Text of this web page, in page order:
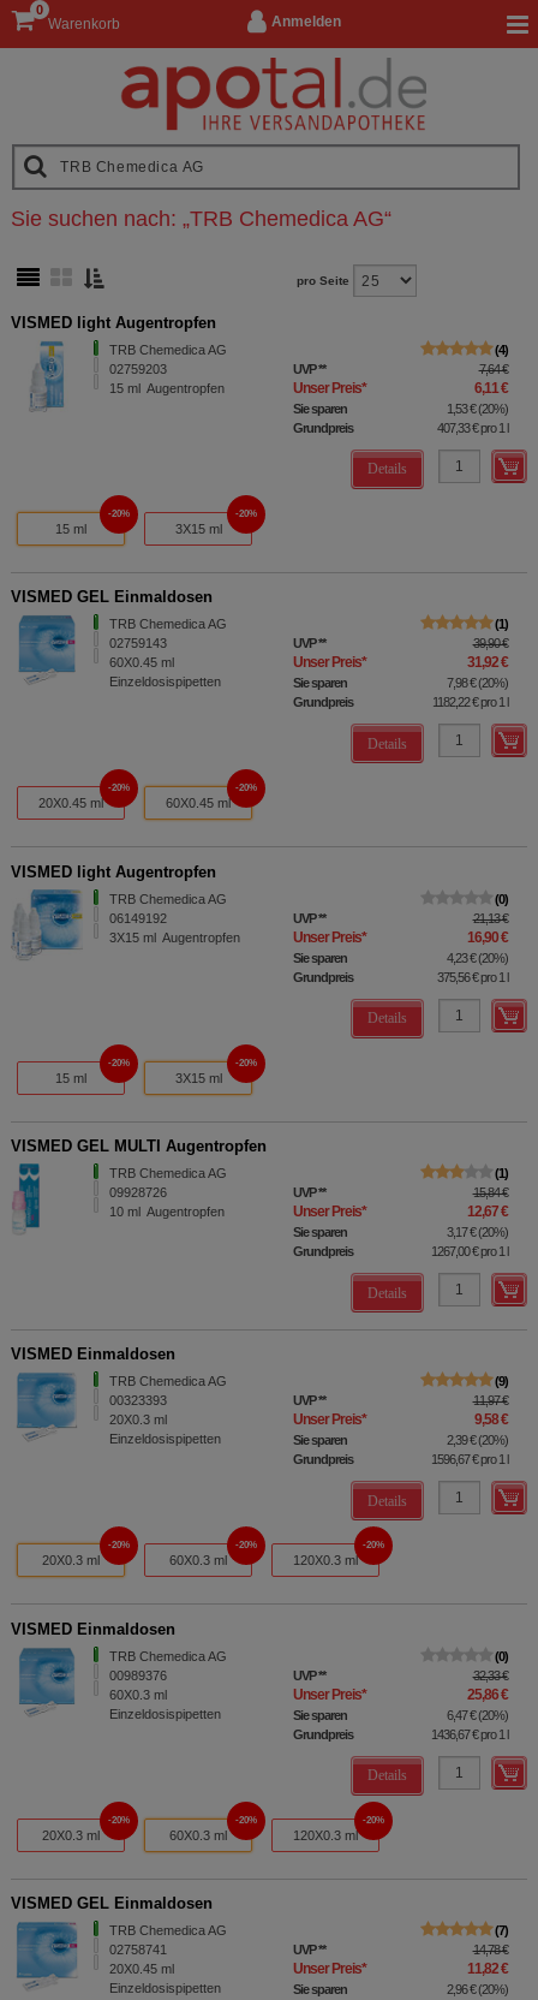
Anmelden
Warenkorb
0
Sie suchen nach: „TRB Chemedica AG“
pro Seite
VISMED light Augentropfen
TRB Chemedica AG
02759203
15 ml Augentropfen
4
UVP** 7,64 €
Unser Preis* 6,11 €
Sie sparen 1,53 €(20%)
Grundpreis
407,33 €pro 1 l
Details
15 ml
20%
3X15 ml
20%
VISMED GEL Einmaldosen
TRB Chemedica AG
02759143
60X0.45 ml
Einzeldosispipetten
1
UVP** 39,90 €
Unser Preis* 31,92 €
Sie sparen 7,98 €(20%)
Grundpreis
1182,22 €pro 1 l
Details
20X0.45 ml
20%
60X0.45 ml
20%
VISMED light Augentropfen
TRB Chemedica AG
06149192
3X15 ml Augentropfen
0
UVP** 21,13 €
Unser Preis* 16,90 €
Sie sparen 4,23 €(20%)
Grundpreis
375,56 €pro 1 l
Details
15 ml
20%
3X15 ml
20%
VISMED GEL MULTI Augentropfen
TRB Chemedica AG
09928726
10 ml Augentropfen
1
UVP** 15,84 €
Unser Preis* 12,67 €
Sie sparen 3,17 €(20%)
Grundpreis
1267,00 €pro 1 l
Details
VISMED Einmaldosen
TRB Chemedica AG
00323393
20X0.3 ml
Einzeldosispipetten
9
UVP** 11,97 €
Unser Preis* 9,58 €
Sie sparen 2,39 €(20%)
Grundpreis
1596,67 €pro 1 l
Details
20X0.3 ml
20%
60X0.3 ml
20%
120X0.3 ml
20%
VISMED Einmaldosen
TRB Chemedica AG
00989376
60X0.3 ml
Einzeldosispipetten
0
UVP** 32,33 €
Unser Preis* 25,86 €
Sie sparen 6,47 €(20%)
Grundpreis
1436,67 €pro 1 l
Details
20X0.3 ml
20%
60X0.3 ml
20%
120X0.3 ml
20%
VISMED GEL Einmaldosen
TRB Chemedica AG
02758741
20X0.45 ml
Einzeldosispipetten
7
UVP** 14,78 €
Unser Preis* 11,82 €
Sie sparen 2,96 €(20%)